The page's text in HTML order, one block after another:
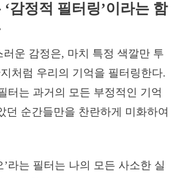
감정적 필터링’이라는 함
운 감정은, 마치 특정 색깔만 투
처럼 우리의 기억을 필터링한다.
터는 과거의 모든 부정적인 기억
던 순간들만을 찬란하게 미화하여
’라는 필터는 나의 모든 사소한 실